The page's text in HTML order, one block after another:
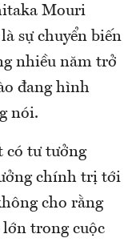
Mouri
sự chuyển biến
nhiều năm trở
đang hình
nói.
có tư tưởng
chính trị tới
cho rằng
trong cuộc